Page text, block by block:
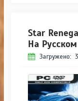
Star
На Русском
Загружено: